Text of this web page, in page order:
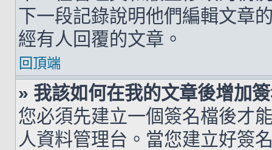
下一段記錄說明他們編輯文章
經有人回覆的文章。
回頂端
» 我該如何在我的文章後增加
您必須先建立一個簽名檔後才
人資料管理台。當您建立好簽